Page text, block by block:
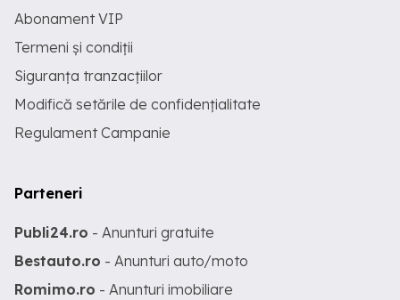
Abonament VIP
Termeni și condiții
Siguranța tranzacțiilor
Modifică setările de confidențialitate
Regulament Campanie
Parteneri
Publi24.ro - Anunturi gratuite
Bestauto.ro - Anunturi auto/moto
Romimo.ro - Anunturi imobiliare